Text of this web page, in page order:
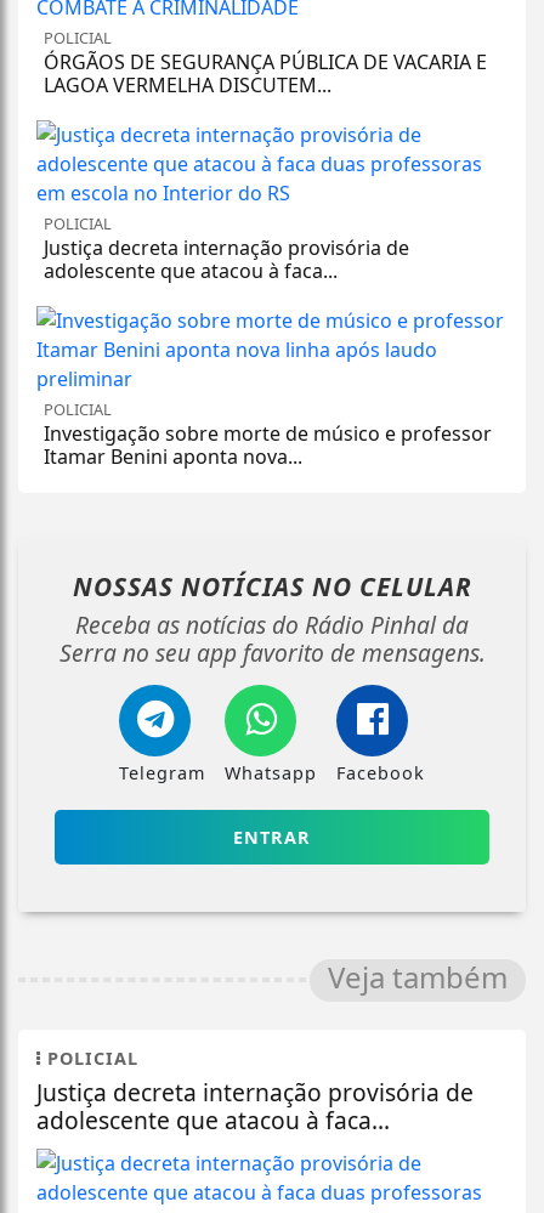
POLICIAL
ÓRGÃOS DE SEGURANÇA PÚBLICA DE VACARIA E
LAGOA VERMELHA DISCUTEM...
POLICIAL
Justiça decreta internação provisória de
adolescente que atacou à faca...
POLICIAL
Investigação sobre morte de músico e professor
Itamar Benini aponta nova...
NOSSAS NOTÍCIAS NO CELULAR
Receba as notícias do Rádio Pinhal da
Serra no seu app favorito de mensagens.
Telegram Whatsapp Facebook
ENTRAR
Veja também
POLICIAL
Justiça decreta internação provisória de
adolescente que atacou à faca...